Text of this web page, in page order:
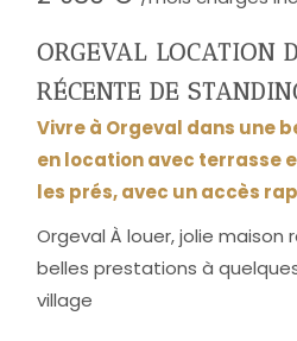
ORGEVAL LOCATION
RÉCENTE DE
Vivre à Orgeval dans une
en location avec terrasse
les prés, avec un accès
Orgeval À louer, jolie
belles prestations à
village